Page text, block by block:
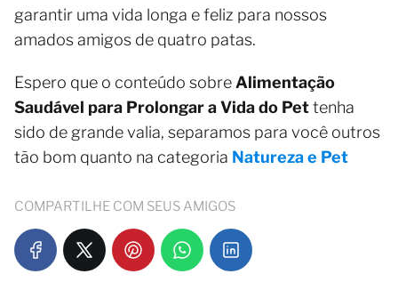
garantir uma vida longa e feliz para nossos
amados amigos de quatro patas.
Espero que o conteúdo sobre Alimentação
Saudável para Prolongar a Vida do Pettenha
sido de grande valia, separamos para você outros
tão bom quanto na categoria Natureza e Pet
COMPARTILHE COM SEUS AMIGOS